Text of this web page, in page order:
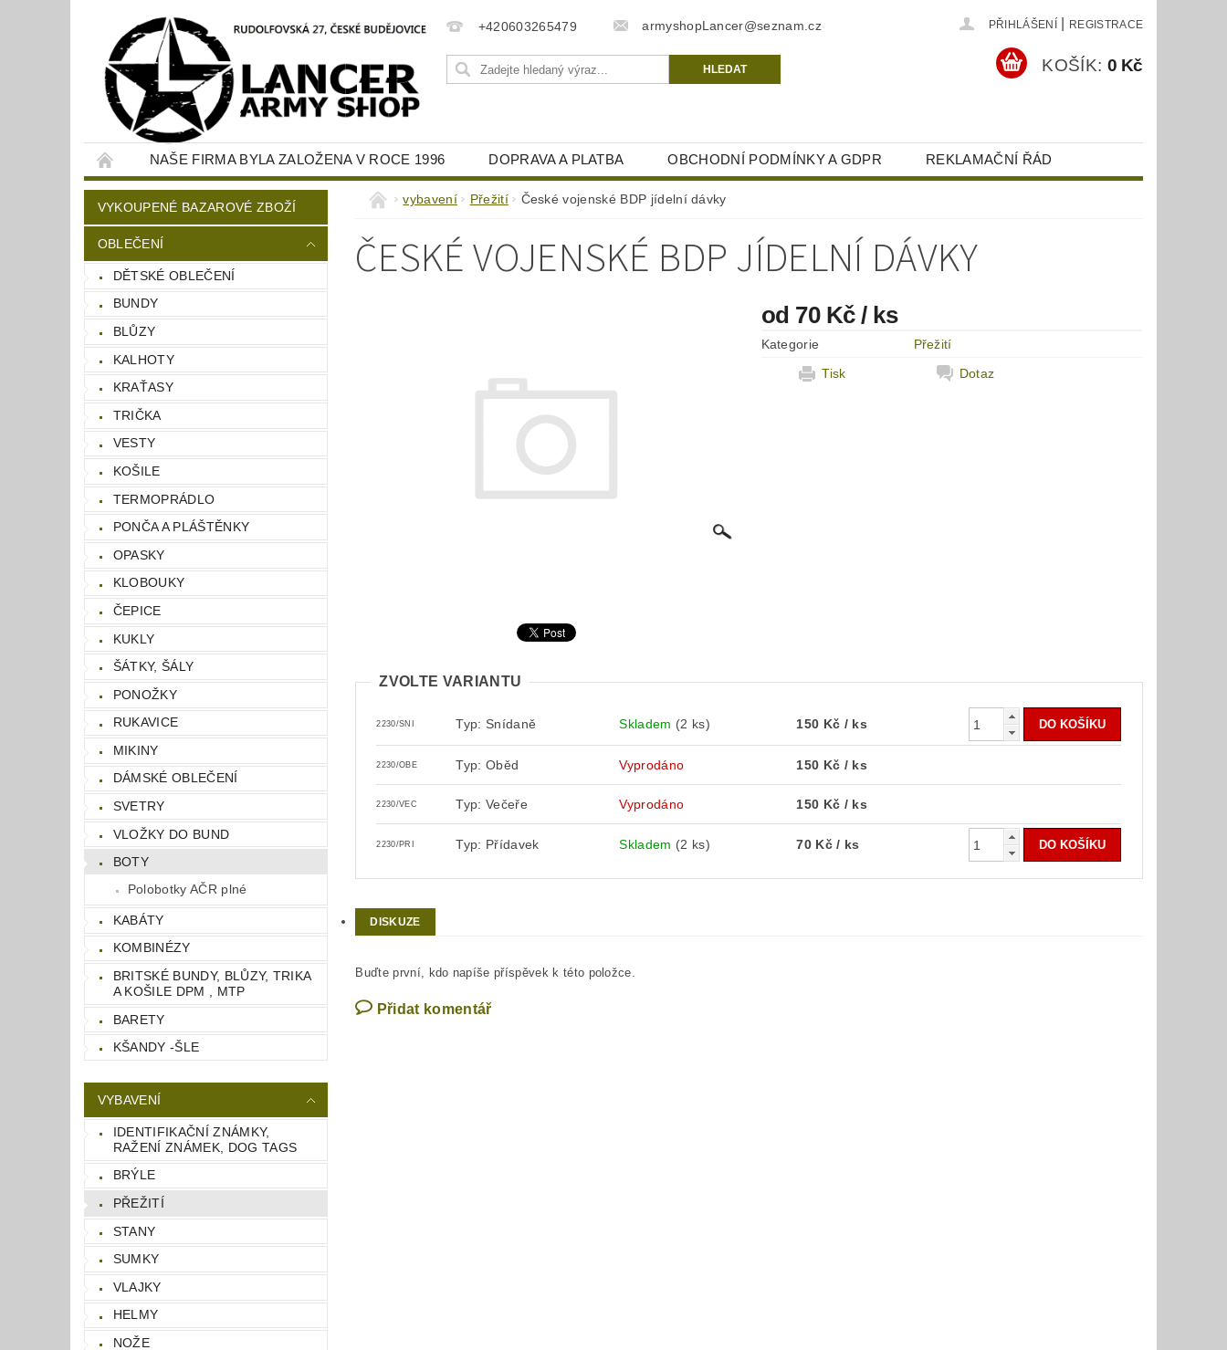
+420603265479 armyshopLancer@seznam.cz PŘIHLÁŠENÍ REGISTRACE
KOŠÍK: 0 Kč
NAŠE FIRMA BYLA ZALOŽENA V ROCE 1996 DOPRAVA A PLATBA OBCHODNÍ PODMÍNKY A GDPR REKLAMAČNÍ ŘÁD
KONTAKTY NAPIŠTE NÁM
VYKOUPENÉ BAZAROVÉ ZBOŽÍ
OBLEČENÍ
DĚTSKÉ OBLEČENÍ
BUNDY
BLŮZY
KALHOTY
KRAŤASY
TRIČKA
VESTY
KOŠILE
TERMOPRÁDLO
PONČA A PLÁŠTĚNKY
OPASKY
KLOBOUKY
ČEPICE
KUKLY
ŠÁTKY, ŠÁLY
PONOŽKY
RUKAVICE
MIKINY
DÁMSKÉ OBLEČENÍ
SVETRY
VLOŽKY DO BUND
BOTY
Polobotky AČR plné
KABÁTY
KOMBINÉZY
BRITSKÉ BUNDY, BLŮZY, TRIKA
A KOŠILE DPM , MTP
BARETY
KŠANDY -ŠLE
VYBAVENÍ
IDENTIFIKAČNÍ ZNÁMKY,
RAŽENÍ ZNÁMEK, DOG TAGS
BRÝLE
PŘEŽITÍ
STANY
SUMKY
VLAJKY
HELMY
NOŽE
vybavení Přežití České vojenské BDP jídelní dávky
ČESKÉ VOJENSKÉ BDP JÍDELNÍ DÁVKY
od 70 Kč/ ks
Kategorie
Přežití
Tisk
Dotaz
ZVOLTE VARIANTU
2230/SNI Typ: Snídaně Skladem (2 ks) 150 Kč / ks
2230/OBE Typ: Oběd Vyprodáno 150 Kč / ks
2230/VEC Typ: Večeře Vyprodáno 150 Kč / ks
2230/PRI Typ: Přídavek Skladem (2 ks) 70 Kč/ ks
DISKUZE
Buďte první, kdo napíše příspěvek k této položce.
Přidat komentář